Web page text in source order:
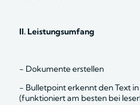
II. Leistungsumfang
- Dokumente erstellen
- Bulletpoint erkennt den Text
(funktioniert am besten bei